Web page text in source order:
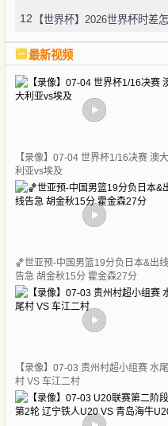
12 【世界杯】2026世界杯时差
最新视频
【录像】07-04 世界杯1/16决赛 澳大
利亚vs埃及
🏀世亚预-中国男篮19分负日本&出线
告急 胡金秋15分 霍金森27分
【录像】07-03 贵州村超小组赛 水尾
村 VS 车江二村